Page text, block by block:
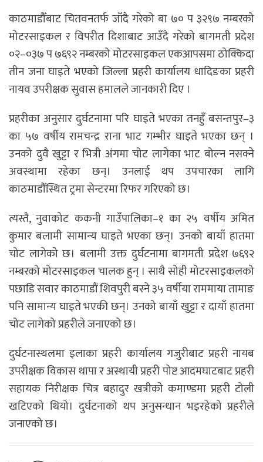
काठमाडौँबाट चितवनतर्फ जाँदै गरेको बा ७० प ३२९७ नम्बरको
मोटरसाइकल र विपरीत दिशाबाट आउँदै गरेको बागमती प्रदेश
०२–०३७ प ७६९२ नम्बरको मोटरसाइकल एकआपसमा ठोक्किदा
तीन जना घाइते भएको जिल्ला प्रहरी कार्यालय धादिङका प्रहरी
नायव उपरीक्षक सुवास हमालले जानकारी दिए ।
प्रहरीका अनुसार दुर्घटनामा परि घाइते भएका तनहुँ बसन्तपुर–३
का ५७ वर्षीय रामचन्द्र राना भाट गम्भीर घाइते भएका छन् ।
उनको दुवै खुट्टा र भित्री अंगमा चोट लागेका भाट बोल्न नसक्ने
अवस्थामा रहेका छन्। उनलाई थप उपचारका लागि
काठमाडौँस्थित ट्रमा सेन्टरमा रिफर गरिएको छ।
त्यस्तै, नुवाकोट ककनी गाउँपालिका–१ का २५ वर्षीय अमित
कुमार बलामी सामान्य घाइते भएका छन्। उनको बायाँ हातमा
चोट लागेको छ। बलामी उक्त दुर्घटनामा बागमती प्रदेश ७६९२
नम्बरको मोटरसाइकल चालक हुन् । साथै सोही मोटरसाइकलको
पछाडि सवार काठमाडौं शिवपुरी बस्ने ३५ वर्षीया राममाया तामाङ
पनि सामान्य घाइते भएकी छन्। उनको बायाँ खुट्टा र दायाँ हातमा
चोट लागेको प्रहरीले जनाएको छ।
दुर्घटनास्थलमा इलाका प्रहरी कार्यालय गजुरीबाट प्रहरी नायब
उपरीक्षक विकास थापा र अस्थायी प्रहरी पोष्ट आदमघाटबाट प्रहरी
सहायक निरीक्षक चित्र बहादुर खत्रीको कमाण्डमा प्रहरी टोली
खटिएको थियो। दुर्घटनाको थप अनुसन्धान भइरहेको प्रहरीले
जनाएको छ।